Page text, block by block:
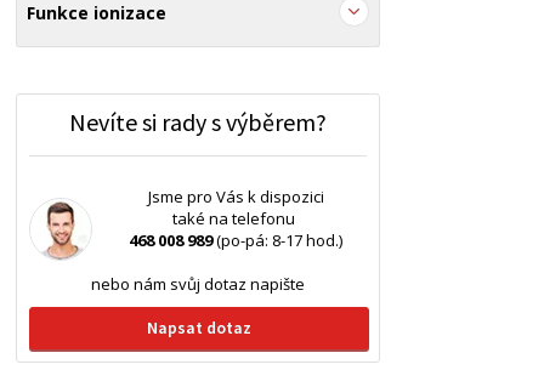
Funkce ionizace
Nevíte si rady s výběrem?
Jsme pro Vás k dispozici
také na telefonu
468 008 989(po-pá: 8-17 hod.)
nebo nám svůj dotaz napište
Napsat dotaz